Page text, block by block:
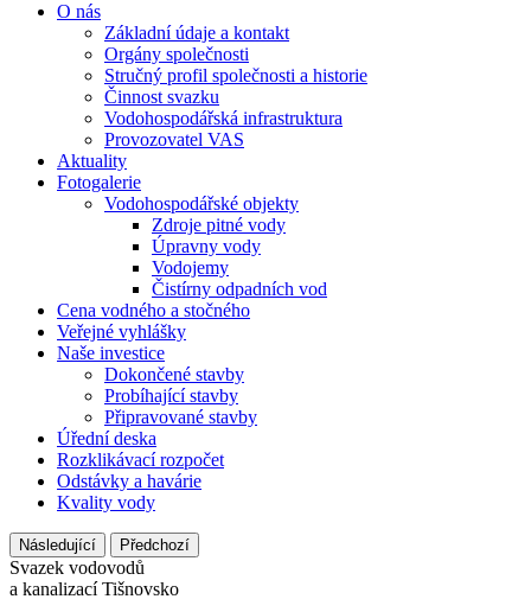
O nás
Základní údaje a kontakt
Orgány společnosti
Stručný profil společnosti a historie
Činnost svazku
Vodohospodářská infrastruktura
Provozovatel VAS
Aktuality
Fotogalerie
Vodohospodářské objekty
Zdroje pitné vody
Úpravny vody
Vodojemy
Čistírny odpadních vod
Cena vodného a stočného
Veřejné vyhlášky
Naše investice
Dokončené stavby
Probíhající stavby
Připravované stavby
Úřední deska
Rozklikávací rozpočet
Odstávky a havárie
Kvality vody
Následující Předchozí
Svazek vodovodů
a kanalizací Tišnovsko